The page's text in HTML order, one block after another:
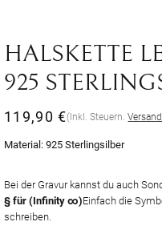
HALSKETTE
925
Normaler
119,90 €(Inkl. Steuern.Versand
Material:925 Sterlingsilber
Bei der Gravur kannst du auch
§ für (Infinity ∞)Einfach die
schreiben.